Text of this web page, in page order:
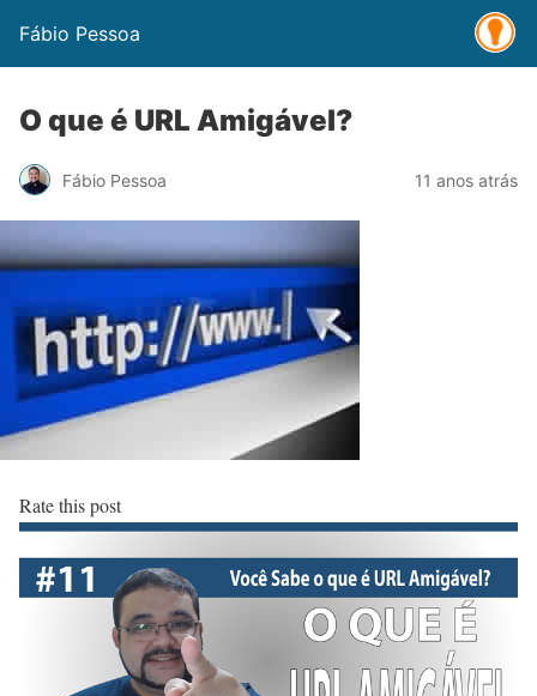
Fábio Pessoa
O que é URL Amigável?
Fábio Pessoa 11 anos atrás
Rate this post